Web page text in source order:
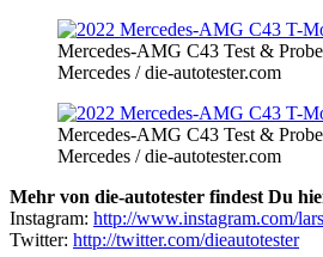
Mercedes-AMG C43 Test &
Mercedes / die-autotester.com
Mercedes-AMG C43 Test &
Mercedes / die-autotester.com
Mehr von die-autotester findest Du
Instagram: http://www.instagram.com/
Twitter: http://twitter.com/dieautotester